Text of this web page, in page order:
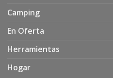
Camping
En Oferta
Herramientas
Hogar